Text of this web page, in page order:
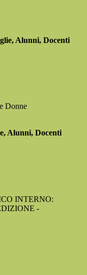
Alunni, Docenti
Donne
Alunni, Docenti
INTERNO:
-